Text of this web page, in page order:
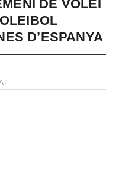
DE VOLEI
D’ESPANYA